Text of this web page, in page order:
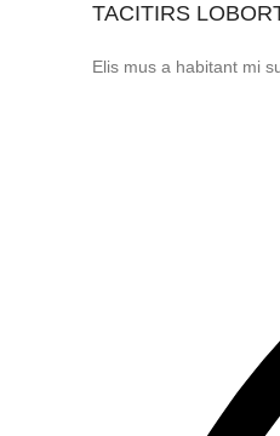
TACITIRS
Elis mus a habitant mi